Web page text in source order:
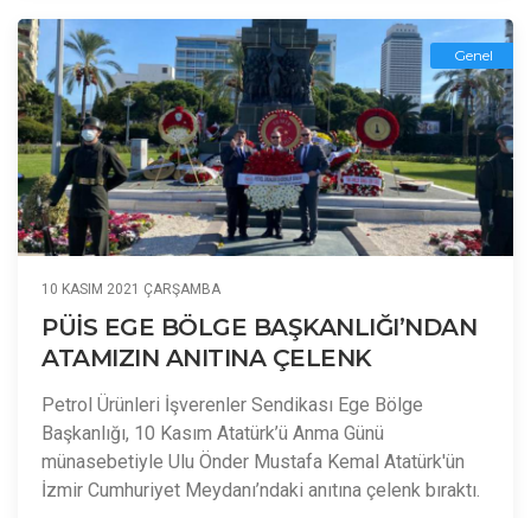
Genel
10 KASIM 2021 ÇARŞAMBA
PÜİS EGE BÖLGE BAŞKANLIĞI’NDAN
ATAMIZIN ANITINA ÇELENK
Petrol Ürünleri İşverenler Sendikası Ege Bölge
Başkanlığı, 10 Kasım Atatürk’ü Anma Günü
münasebetiyle Ulu Önder Mustafa Kemal Atatürk'ün
İzmir Cumhuriyet Meydanı’ndaki anıtına çelenk bıraktı.